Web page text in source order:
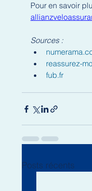
Pour en savoir
Sources :
reassurez-
fub.fr
Posts récents